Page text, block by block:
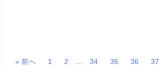
« 前へ 1 2 34 35 36 37